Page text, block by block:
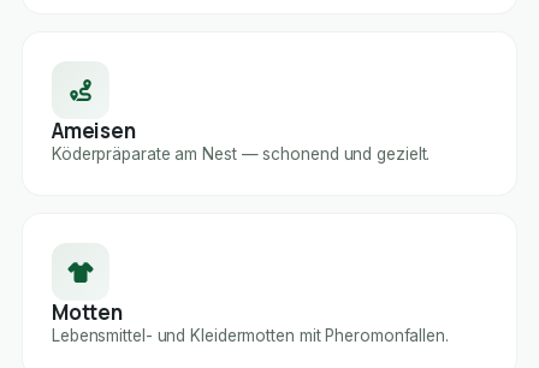
Ameisen
Köderpräparate am Nest — schonend und gezielt.
Motten
Lebensmittel- und Kleidermotten mit Pheromonfallen.